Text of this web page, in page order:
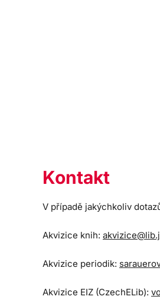
Kontakt
V případě jakýchkoliv
Akvizice knih:
Akvizice periodik:
Akvizice EIZ (CzechELib):